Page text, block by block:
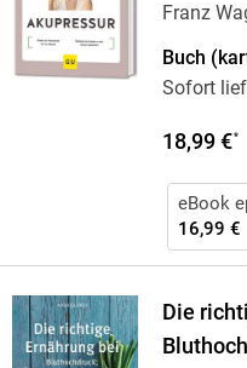
Franz
Buch
Sofort
18,99 €*
eBook
16,99 €
Die